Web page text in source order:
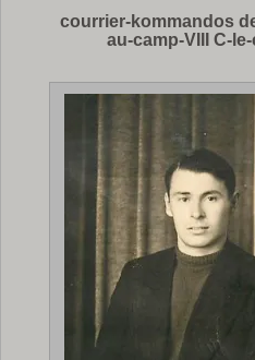
courrier-kommandos
au-camp-VIII C-